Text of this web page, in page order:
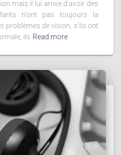
mais il lui arrive d’avoir des
n’ont pas toujours la
problèmes de vision, s’ils ont
ils Read more